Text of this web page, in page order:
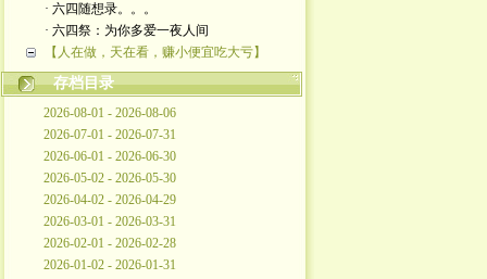
· 六四随想录。。。
· 六四祭：为你多爱一夜人间
【人在做，天在看，赚小便宜吃大亏】
存档目录
2026-08-01 - 2026-08-06
2026-07-01 - 2026-07-31
2026-06-01 - 2026-06-30
2026-05-02 - 2026-05-30
2026-04-02 - 2026-04-29
2026-03-01 - 2026-03-31
2026-02-01 - 2026-02-28
2026-01-02 - 2026-01-31